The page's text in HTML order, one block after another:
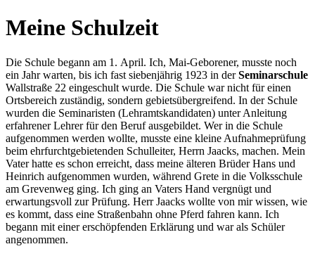
Meine Schulzeit
Die Schule begann am 1. April. Ich, Mai-Geborener, musste noch
ein Jahr warten, bis ich fast siebenjährig 1923 in derSeminarschule
Wallstraße 22 eingeschult wurde. Die Schule war nicht für einen
Ortsbereich zuständig, sondern gebietsübergreifend. In der Schule
wurden die Seminaristen (Lehramtskandidaten) unter Anleitung
erfahrener Lehrer für den Beruf ausgebildet. Wer in die Schule
aufgenommen werden wollte, musste eine kleine Aufnahmeprüfung
beim ehrfurchtgebietenden Schulleiter, Herrn Jaacks, machen. Mein
Vater hatte es schon erreicht, dass meine älteren Brüder Hans und
Heinrich aufgenommen wurden, während Grete in die Volksschule
am Grevenweg ging. Ich ging an Vaters Hand vergnügt und
erwartungsvoll zur Prüfung. Herr Jaacks wollte von mir wissen, wie
es kommt, dass eine Straßenbahn ohne Pferd fahren kann. Ich
begann mit einer erschöpfenden Erklärung und war als Schüler
angenommen.